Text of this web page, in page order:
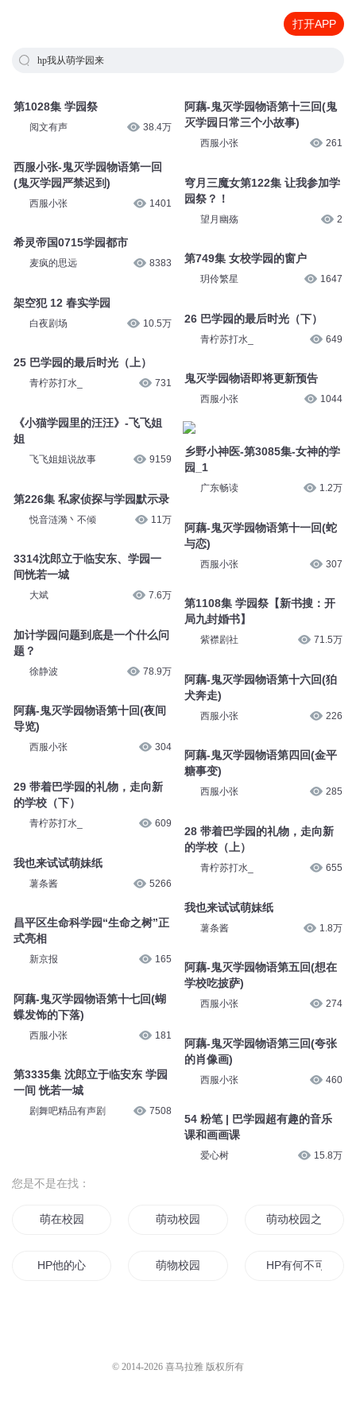
打开APP
hp我从萌学园来
第1028集 学园祭
阅文有声 38.4万
西服小张-鬼灭学园物语第一回
(鬼灭学园严禁迟到)
西服小张 1401
希灵帝国0715学园都市
麦疯的思远 8383
架空犯 12 春实学园
白夜剧场 10.5万
25 巴学园的最后时光（上）
青柠苏打水_ 731
《小猫学园里的汪汪》-飞飞姐
姐
飞飞姐姐说故事 9159
第226集 私家侦探与学园默示录
悦音涟漪丶不倾 11万
3314沈郎立于临安东、学园一
间恍若一城
大斌 7.6万
加计学园问题到底是一个什么问
题？
徐静波 78.9万
阿藕-鬼灭学园物语第十回(夜间
导览)
西服小张 304
29 带着巴学园的礼物，走向新
的学校（下）
青柠苏打水_ 609
我也来试试萌妹纸
薯条酱 5266
昌平区生命科学园“生命之树”正
式亮相
新京报 165
阿藕-鬼灭学园物语第十七回(蝴
蝶发饰的下落)
西服小张 181
第3335集 沈郎立于临安东 学园
一间 恍若一城
剧舞吧精品有声剧 7508
阿藕-鬼灭学园物语第十三回(鬼
灭学园日常三个小故事)
西服小张 261
穹月三魔女第122集 让我参加学
园祭？！
望月幽殇 2
第749集 女校学园的窗户
玥伶繁星 1647
26 巴学园的最后时光（下）
青柠苏打水_ 649
鬼灭学园物语即将更新预告
西服小张 1044
乡野小神医-第3085集-女神的学
园_1
广东畅读 1.2万
阿藕-鬼灭学园物语第十一回(蛇
与恋)
西服小张 307
第1108集 学园祭【新书搜：开
局九封婚书】
紫襟剧社 71.5万
阿藕-鬼灭学园物语第十六回(狛
犬奔走)
西服小张 226
阿藕-鬼灭学园物语第四回(金平
糖事变)
西服小张 285
28 带着巴学园的礼物，走向新
的学校（上）
青柠苏打水_ 655
我也来试试萌妹纸
薯条酱 1.8万
阿藕-鬼灭学园物语第五回(想在
学校吃披萨)
西服小张 274
阿藕-鬼灭学园物语第三回(夸张
的肖像画)
西服小张 460
54 粉笔 | 巴学园超有趣的音乐
课和画画课
爱心树 15.8万
您是不是在找：
萌在校园 萌动校园 萌动校园之我的
HP他的心 萌物校园 HP有何不可
© 2014-2026 喜马拉雅 版权所有